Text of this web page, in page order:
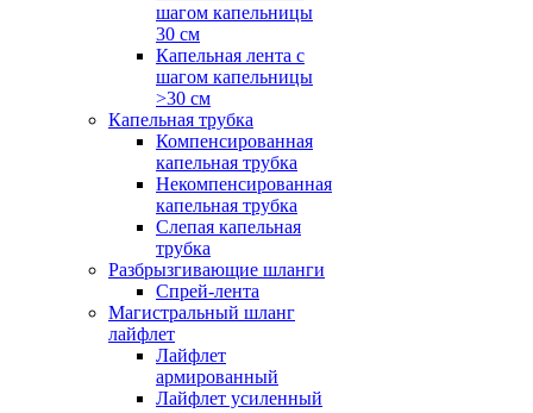
шагом капельницы
30 см
Капельная лента с
шагом капельницы
>30 см
Капельная трубка
Компенсированная
капельная трубка
Некомпенсированная
капельная трубка
Слепая капельная
трубка
Разбрызгивающие шланги
Спрей-лента
Магистральный шланг
лайфлет
Лайфлет
армированный
Лайфлет усиленный